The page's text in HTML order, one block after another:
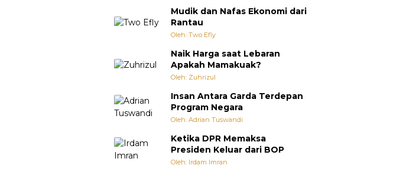
Mudik dan Nafas Ekonomi dari
Rantau
Oleh: Two Efly
Naik Harga saat Lebaran
Apakah Mamakuak?
Oleh: Zuhrizul
Insan Antara Garda Terdepan
Program Negara
Oleh: Adrian Tuswandi
Ketika DPR Memaksa
Presiden Keluar dari BOP
Oleh: Irdam Imran